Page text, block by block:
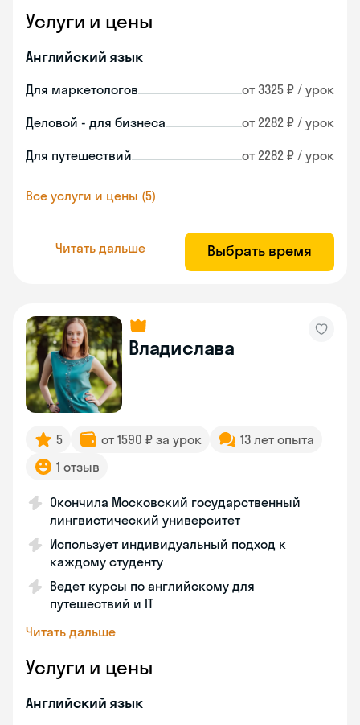
Услуги и цены
Английский язык
Для маркетологов от 3325 ₽ / урок
Деловой - для бизнеса от 2282 ₽ / урок
Для путешествий от 2282 ₽ / урок
Все услуги и цены (5)
Читать дальше Выбрать время
Владислава
5 от 1590 ₽ за урок
13 лет опыта
1 отзыв
Окончила Московский государственный
лингвистический университет
Использует индивидуальный подход к
каждому студенту
Ведет курсы по английскому для
путешествий и IT
Читать дальше
Услуги и цены
Английский язык